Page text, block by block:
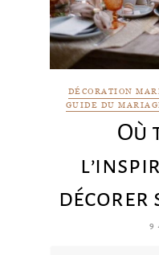
DÉCORATION
GUIDE DU
Où
décorer
9